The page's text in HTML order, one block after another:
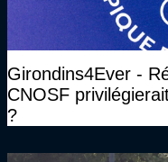
Girondins4Ever -
CNOSF
?